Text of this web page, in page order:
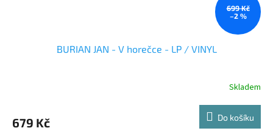
699 Kč
–2 %
BURIAN JAN - V horečce - LP / VINYL
Skladem
679 Kč Do košíku